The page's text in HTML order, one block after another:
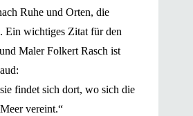
Ruhe und Orten, die
Ein wichtiges Zitat für den
Maler Folkert Rasch ist
findet sich dort, wo sich die
vereint.“